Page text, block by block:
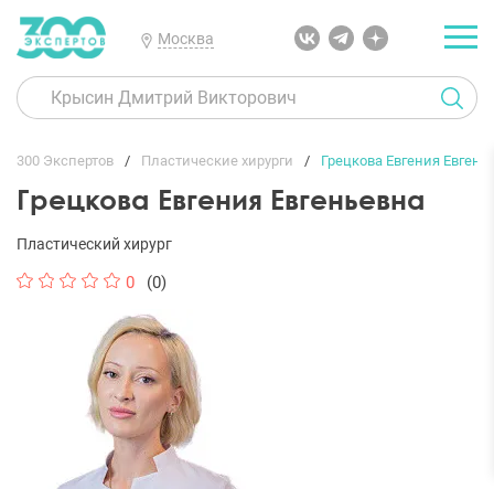
Москва
300 Экспертов Пластические хирурги Грецкова Евгения
Грецкова Евгения Евгеньевна
Пластический хирург
0 (0)